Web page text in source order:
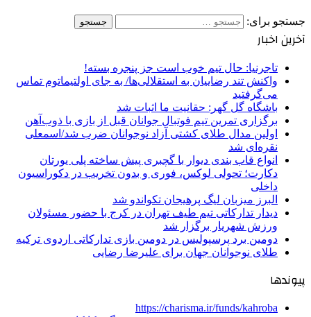
جستجو برای:
آخرین اخبار
تاجرنیا: حال تیم خوب است جز پنجره بسته!
واکنش تند رضاییان به استقلالی‌ها/ به جای اولتیماتوم تماس
می‌گرفتید
باشگاه گل گهر: حقانیت ما اثبات شد
برگزاری تمرین تیم فوتبال جوانان قبل از بازی با ذوب‌آهن
اولین مدال طلای کشتی آزاد نوجوانان ضرب شد/اسمعلی
نقره‌ای شد
انواع قاب بندی دیوار با گچبری پیش ساخته پلی یورتان
دکارت؛ تحولی لوکس، فوری و بدون تخریب در دکوراسیون
داخلی
البرز میزبان لیگ پرهیجان تکواندو شد
دیدار تدارکاتی تیم طیف تهران در کرج با حضور مسئولان
ورزش شهریار برگزار شد
دومین برد پرسپولیس در دومین بازی تدارکاتی اردوی ترکیه
طلای نوجوانان جهان برای علیرضا رضایی
پیوندها
https://charisma.ir/funds/kahroba